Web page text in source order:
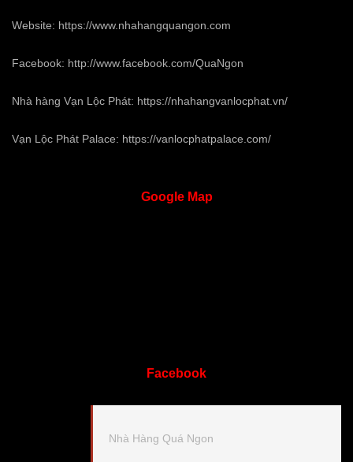
Website: https://www.nhahangquangon.com
Facebook: http://www.facebook.com/QuaNgon
Nhà hàng Vạn Lộc Phát: https://nhahangvanlocphat.vn/
Vạn Lộc Phát Palace: https://vanlocphatpalace.com/
GoogleMap
Facebook
Nhà Hàng Quá Ngon